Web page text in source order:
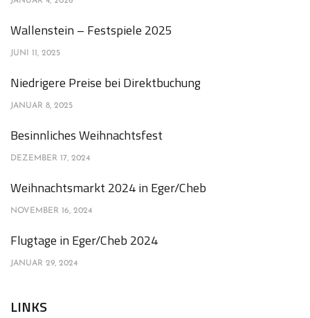
Wallenstein – Festspiele 2025
JUNI 11, 2025
Niedrigere Preise bei Direktbuchung
JANUAR 8, 2025
Besinnliches Weihnachtsfest
DEZEMBER 17, 2024
Weihnachtsmarkt 2024 in Eger/Cheb
NOVEMBER 16, 2024
Flugtage in Eger/Cheb 2024
JANUAR 29, 2024
LINKS